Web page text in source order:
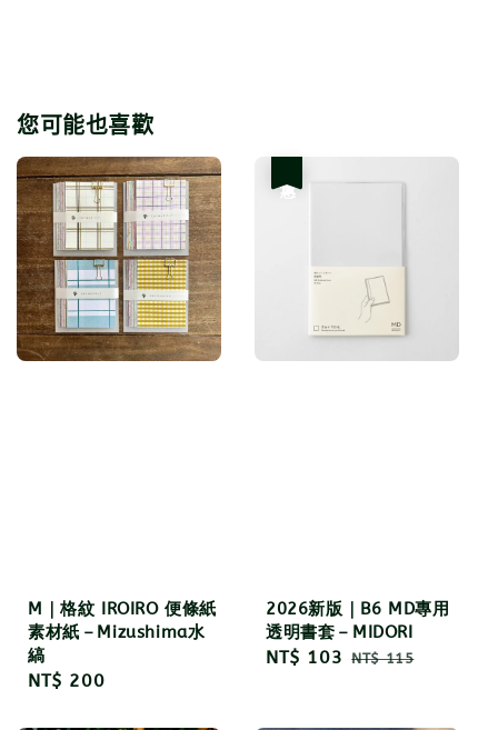
您可能也喜歡
M｜格紋 IROIRO 便條紙
素材紙－Mizushima水
縞
Regular
NT$ 200
2026新版｜B6 MD專用
透明書套－MIDORI
Sale
NT$ 103 Regular
NT$ 115